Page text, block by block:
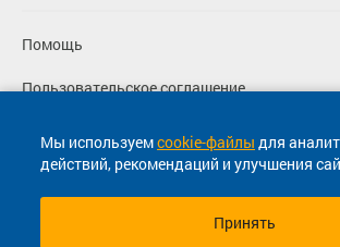
Мы используемcookie-файлы для
действий, рекомендаций и улучшения
Принять
Помощь
Пользовательское соглашение
Политика конфиденциальности
Согласие на маркетинговые сообщения
© 2013-2026, ООО "Капитал"- Онлайн